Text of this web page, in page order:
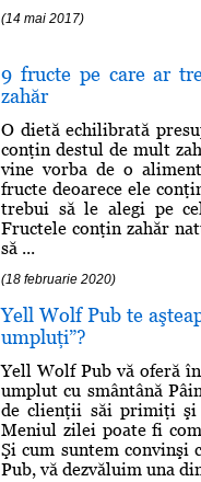
(14 mai 2017)
9 fructe pe care ar
zahăr
O dietă echilibrată
conţin destul de mult
vine vorba de o
fructe deoarece ele
trebui să le alegi pe
Fructele conţin zahăr
să ...
(18 februarie 2020)
Yell Wolf Pub te
umpluţi”?
Yell Wolf Pub vă oferă
umplut cu smântână
de clienţii săi primiţi şi
Meniul zilei poate fi
Şi cum suntem convinşi
Pub, vă dezvăluim una